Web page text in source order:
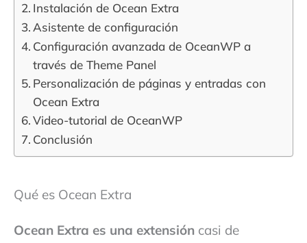
Instalación de Ocean Extra
Asistente de configuración
Configuración avanzada de OceanWP a
través de Theme Panel
Personalización de páginas y entradas con
Ocean Extra
Video-tutorial de OceanWP
Conclusión
Qué es Ocean Extra
Ocean Extra es una extensión casi de